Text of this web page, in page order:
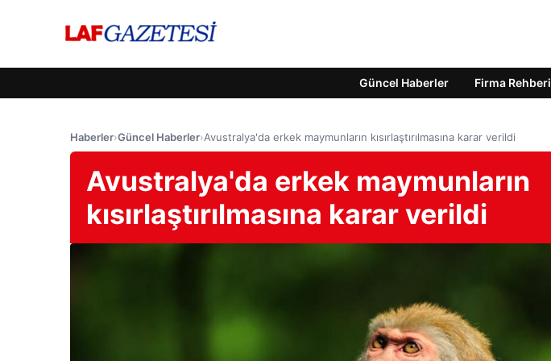
Güncel Haberler Firma Rehberi
Haberler›Güncel Haberler›Avustralya'da erkek maymunların kısırlaştırılmasına karar verildi
Avustralya'da erkek maymunların
kısırlaştırılmasına karar verildi